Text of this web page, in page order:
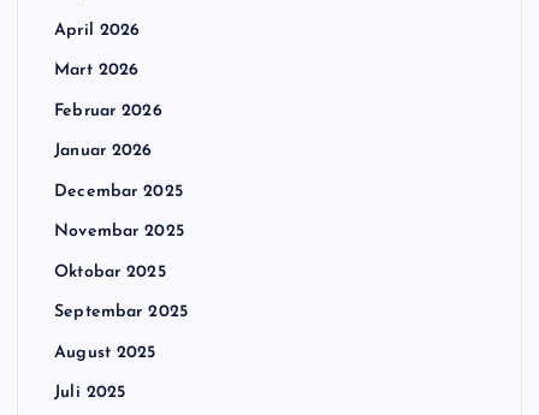
April 2026
Mart 2026
Februar 2026
Januar 2026
Decembar 2025
Novembar 2025
Oktobar 2025
Septembar 2025
August 2025
Juli 2025